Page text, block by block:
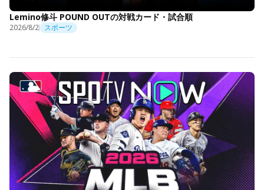
Lemino修斗 POUND OUTの対戦カード・試合順
2026/8/2 スポーツ